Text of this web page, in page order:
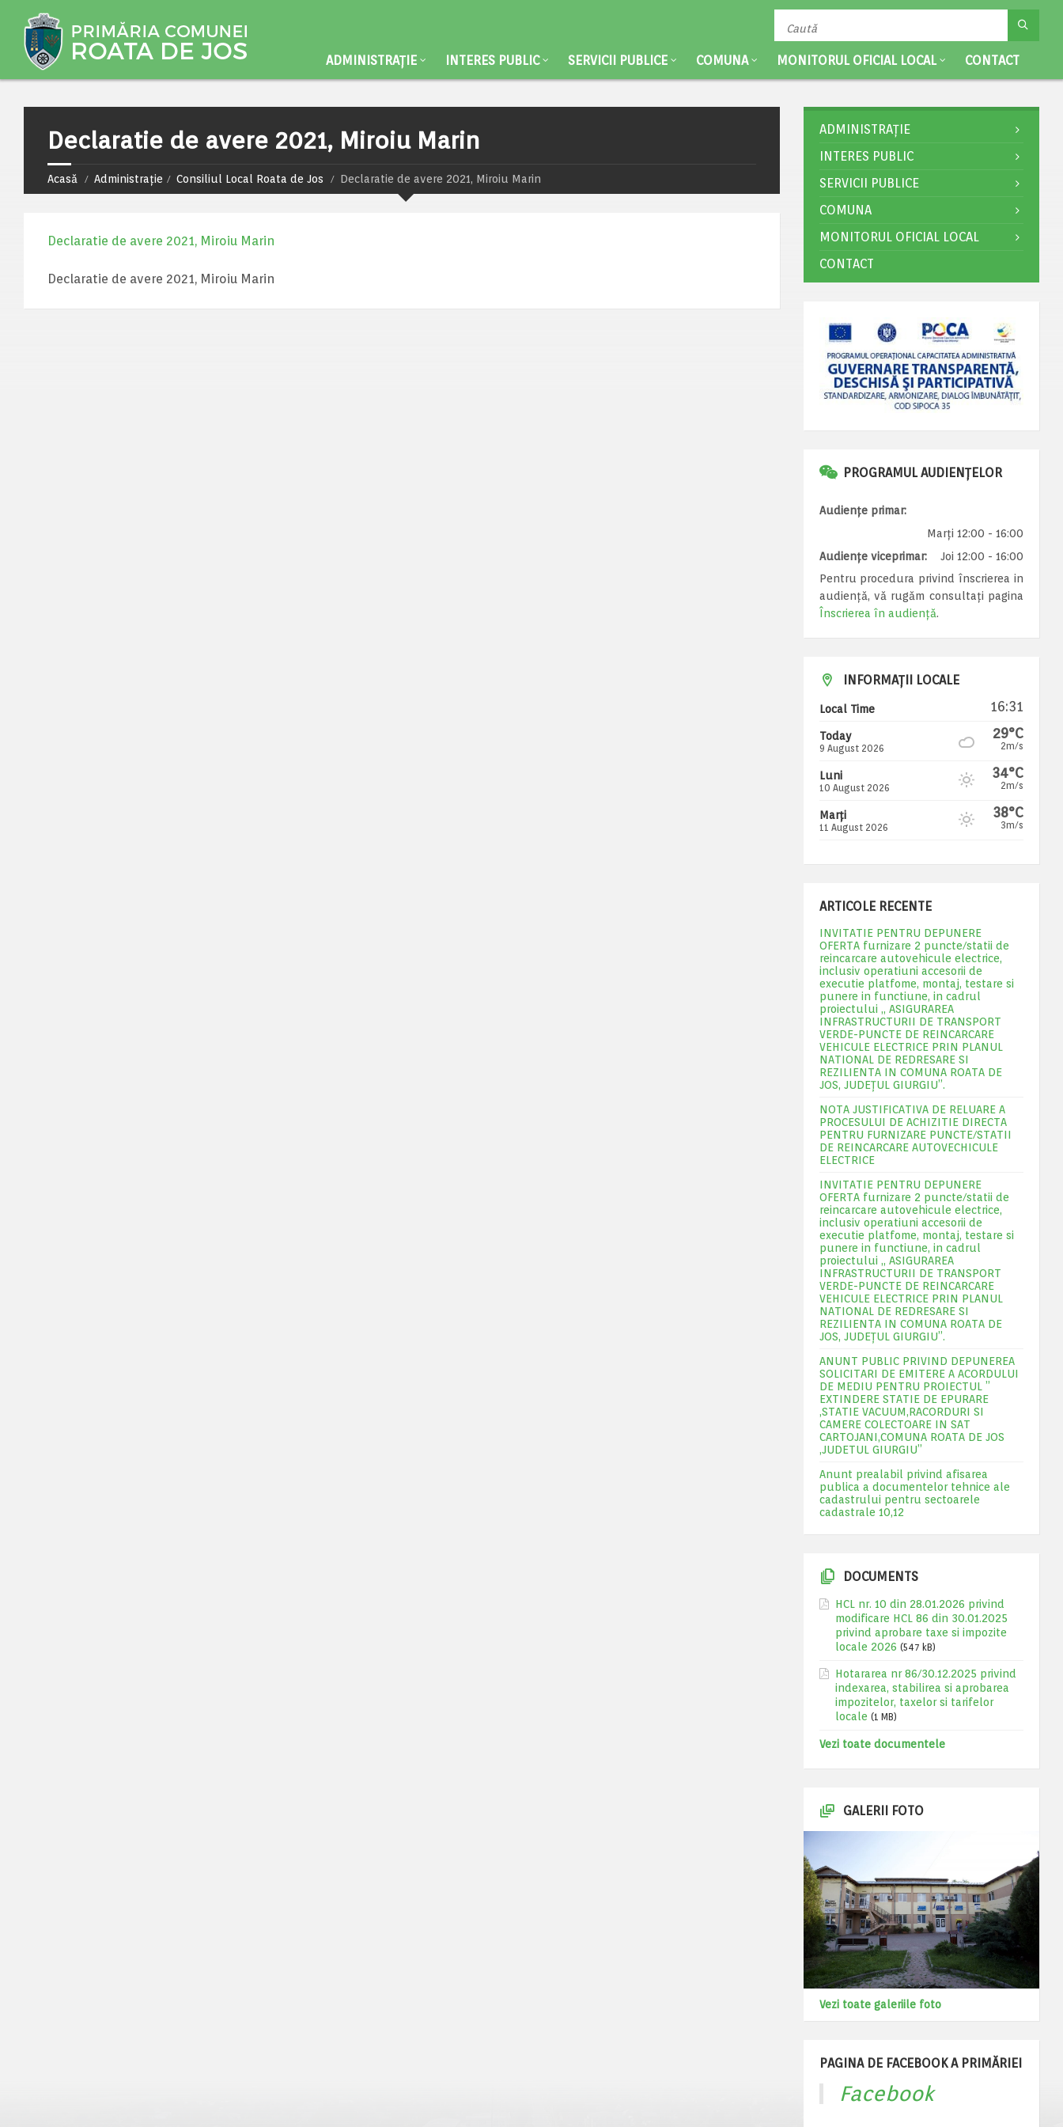
ADMINISTRAȚIE INTERES PUBLIC SERVICII PUBLICE COMUNA MONITORUL OFICIAL LOCAL CONTACT
Declaratie de avere 2021, Miroiu Marin
Acasă Administrație Consiliul Local Roata de Jos Declaratie de avere 2021, Miroiu Marin
Declaratie de avere 2021, Miroiu Marin
Declaratie de avere 2021, Miroiu Marin
ADMINISTRAȚIE
INTERES PUBLIC
SERVICII PUBLICE
COMUNA
MONITORUL OFICIAL LOCAL
CONTACT
PROGRAMUL AUDIENȚELOR
Audiențe primar:
Marți 12:00 - 16:00
Audiențe viceprimar:
Joi 12:00 - 16:00
Pentru procedura privind înscrierea in
audiență, vă rugăm consultați pagina
Înscrierea în audiență.
INFORMAȚII LOCALE
Local Time 16:31
Today
9 August 2026
29°C
2m/s
Luni
10 August 2026
34°C
2m/s
Marți
11 August 2026
38°C
3m/s
ARTICOLE RECENTE
INVITATIE PENTRU DEPUNERE
OFERTA furnizare 2 puncte/statii de
reincarcare autovehicule electrice,
inclusiv operatiuni accesorii de
executie platfome, montaj, testare si
punere in functiune, in cadrul
proiectului „ ASIGURAREA
INFRASTRUCTURII DE TRANSPORT
VERDE-PUNCTE DE REINCARCARE
VEHICULE ELECTRICE PRIN PLANUL
NATIONAL DE REDRESARE SI
REZILIENTA IN COMUNA ROATA DE
JOS, JUDEŢUL GIURGIU”.
NOTA JUSTIFICATIVA DE RELUARE A
PROCESULUI DE ACHIZITIE DIRECTA
PENTRU FURNIZARE PUNCTE/STATII
DE REINCARCARE AUTOVECHICULE
ELECTRICE
INVITATIE PENTRU DEPUNERE
OFERTA furnizare 2 puncte/statii de
reincarcare autovehicule electrice,
inclusiv operatiuni accesorii de
executie platfome, montaj, testare si
punere in functiune, in cadrul
proiectului „ ASIGURAREA
INFRASTRUCTURII DE TRANSPORT
VERDE-PUNCTE DE REINCARCARE
VEHICULE ELECTRICE PRIN PLANUL
NATIONAL DE REDRESARE SI
REZILIENTA IN COMUNA ROATA DE
JOS, JUDEŢUL GIURGIU”.
ANUNT PUBLIC PRIVIND DEPUNEREA
SOLICITARI DE EMITERE A ACORDULUI
DE MEDIU PENTRU PROIECTUL ”
EXTINDERE STATIE DE EPURARE
,STATIE VACUUM,RACORDURI SI
CAMERE COLECTOARE IN SAT
CARTOJANI,COMUNA ROATA DE JOS
,JUDETUL GIURGIU”
Anunt prealabil privind afisarea
publica a documentelor tehnice ale
cadastrului pentru sectoarele
cadastrale 10,12
DOCUMENTS
HCL nr. 10 din 28.01.2026 privind
modificare HCL 86 din 30.01.2025
privind aprobare taxe si impozite
locale 2026 (547 kB)
Hotararea nr 86/30.12.2025 privind
indexarea, stabilirea si aprobarea
impozitelor, taxelor si tarifelor
locale (1 MB)
Vezi toate documentele
GALERII FOTO
Vezi toate galeriile foto
PAGINA DE FACEBOOK A PRIMĂRIEI
Facebook